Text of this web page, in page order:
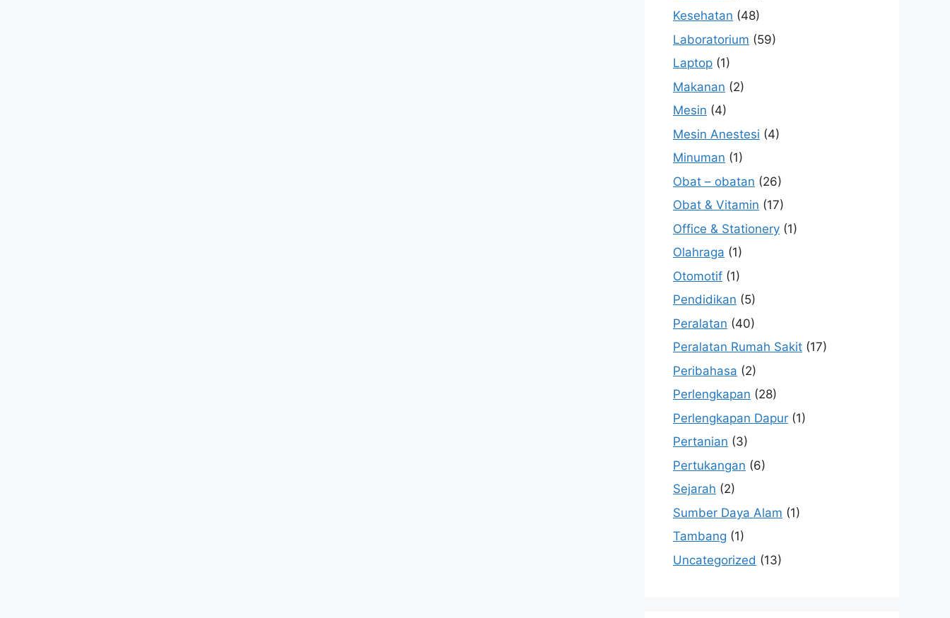
Kesehatan (48)
Laboratorium (59)
Laptop (1)
Makanan (2)
Mesin (4)
Mesin Anestesi (4)
Minuman (1)
Obat – obatan (26)
Obat & Vitamin (17)
Office & Stationery (1)
Olahraga (1)
Otomotif (1)
Pendidikan (5)
Peralatan (40)
Peralatan Rumah Sakit (17)
Peribahasa (2)
Perlengkapan (28)
Perlengkapan Dapur (1)
Pertanian (3)
Pertukangan (6)
Sejarah (2)
Sumber Daya Alam (1)
Tambang (1)
Uncategorized (13)